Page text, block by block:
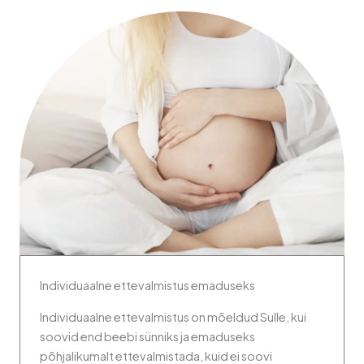
Individuaalne ettevalmistus emaduseks
Individuaalne ettevalmistus on mõeldud Sulle, kui
soovid end beebi sünniks ja emaduseks
põhjalikumalt ettevalmistada, kuid ei soovi